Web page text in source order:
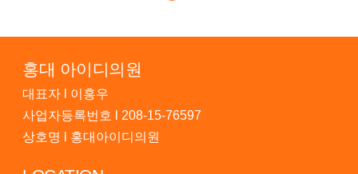
홍대 아이디의원
대표자 l 이홍우
사업자등록번호 l 208-15-76597
상호명 l 홍대아이디의원